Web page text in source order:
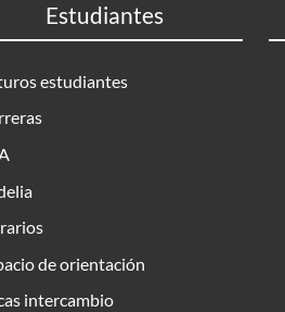
Estudiantes
estudiantes
de orientación
intercambio